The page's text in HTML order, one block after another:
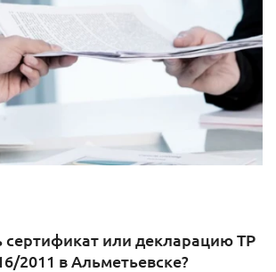
сертификат или декларацию ТР
2011 в Альметьевске?